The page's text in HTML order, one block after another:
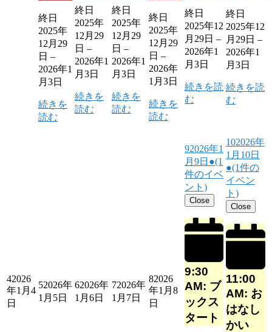
終日
2025年
12月29
日 –
2026年1
月3日
続きを
読む
終日
2025年
12月29
日 –
2026年1
月3日
続きを
読む
終日
2025年
12月29
日 –
2026年1
月3日
続きを
読む
終日
2025年
12月29
日 –
2026年
1月3日
続きを
読む
終日
2025年12
月29日 –
2026年1
月3日
続きを読
む
終日
2025年12
月29日 –
2026年1
月3日
続きを読
む
42026
年1月4
日
52026年
1月5日
62026年
1月6日
72026年
1月7日
82026
年1月8
日
92026年1
月9日 ●(1
件のイベ
ント)
Close
9:30
AM: ブ
ックス
タート
102026年
1月10日
●(1件の
イベン
ト)
Close
11:00
AM: お
はなし
かい